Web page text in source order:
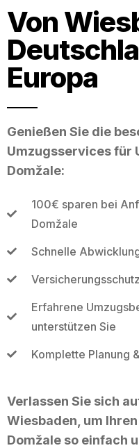
Von
Europa
Genießen Sie die
Umzugsservices für
Domžale:
100€ sparen bei
Domžale
Schnelle
Erfahrene
unterstützen Sie
Komplette Planung
Verlassen Sie sich
Wiesbaden, um
Domžale so einfach